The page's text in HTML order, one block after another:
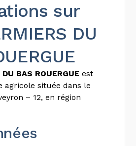
sur
DU
BAS ROUERGUE est
agricole située dans le
– 12, en région